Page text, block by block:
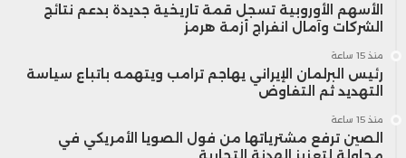
الأسهم الأوروبية تسجل قمة تاريخية جديدة بدعم نتائج
الشركات وآمال انفراج أزمة هرمز
منذ 15 ساعة
رئيس البرلمان الإيراني يهاجم ترامب ويتهمه باتباع سياسة
التهديد ثم التفاوض
منذ 15 ساعة
الصين ترفع مشترياتها من فول الصويا الأمريكي في